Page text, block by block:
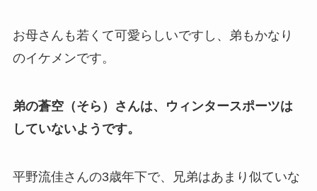
お母さんも若くて可愛らしいですし、弟もかなり
のイケメンです。
弟の蒼空（そら）さんは、ウィンタースポーツは
していないようです。
平野流佳さんの3歳年下で、兄弟はあまり似ていな